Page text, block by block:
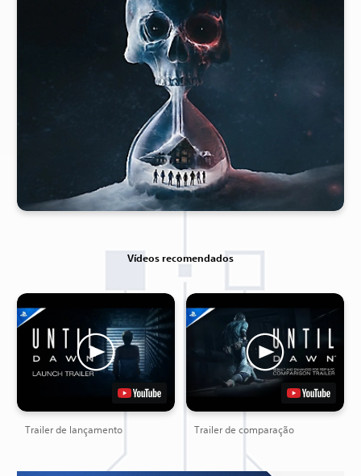
Vídeos recomendados
Trailer de lançamento Trailer de comparação